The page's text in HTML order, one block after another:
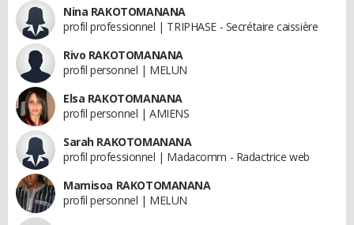
Nina RAKOTOMANANA
profil professionnel | TRIPHASE - Secrétaire caissière
Rivo RAKOTOMANANA
profil personnel | MELUN
Elsa RAKOTOMANANA
profil personnel | AMIENS
Sarah RAKOTOMANANA
profil professionnel | Madacomm - Radactrice web
Mamisoa RAKOTOMANANA
profil personnel | MELUN